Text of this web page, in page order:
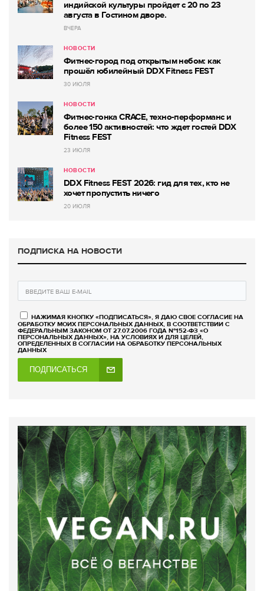
индийской культуры пройдет с 20 по 23
августа в Гостином дворе.
ВЧЕРА
НОВОСТИ
Фитнес-город под открытым небом: как
прошёл юбилейный DDX Fitness FEST
30 ИЮЛЯ
НОВОСТИ
Фитнес-гонка CRACE, техно-перформанс и
более 150 активностей: что ждет гостей DDX
Fitness FEST
23 ИЮЛЯ
НОВОСТИ
DDX Fitness FEST 2026: гид для тех, кто не
хочет пропустить ничего
20 ИЮЛЯ
ПОДПИСКА НА НОВОСТИ
НАЖИМАЯ КНОПКУ «ПОДПИСАТЬСЯ», Я ДАЮ СВОЕ СОГЛАСИЕ НА
ОБРАБОТКУ МОИХ ПЕРСОНАЛЬНЫХ ДАННЫХ, В СООТВЕТСТВИИ С
ФЕДЕРАЛЬНЫМ ЗАКОНОМ ОТ 27.07.2006 ГОДА №152-ФЗ «О
ПЕРСОНАЛЬНЫХ ДАННЫХ», НА УСЛОВИЯХ И ДЛЯ ЦЕЛЕЙ,
ОПРЕДЕЛЕННЫХ В СОГЛАСИИ НА ОБРАБОТКУ ПЕРСОНАЛЬНЫХ
ДАННЫХ
ПОДПИСАТЬСЯ